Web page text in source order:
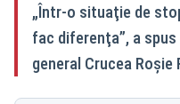
„Într-o situaţie de
fac diferenţa”, a
general Crucea Roşie